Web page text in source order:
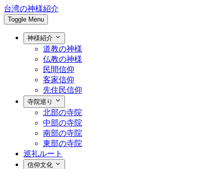
台湾の神様紹介
Toggle Menu
神様紹介
道教の神様
仏教の神様
民間信仰
客家信仰
先住民信仰
寺院巡り
北部の寺院
中部の寺院
南部の寺院
東部の寺院
巡礼ルート
信仰文化